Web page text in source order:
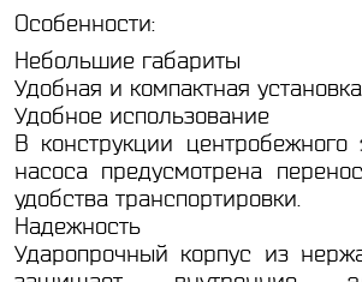
Особенности:
Небольшие габариты
Удобная и компактная установка.
Удобное использование
В конструкции центробежного
насоса предусмотрена
удобства транспортировки.
Надежность
Ударопрочный корпус из